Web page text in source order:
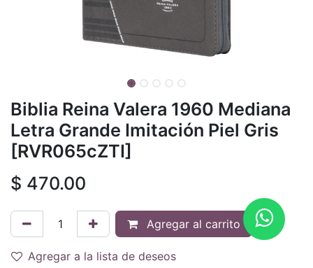
Biblia Reina Valera 1960 Mediana
Letra Grande Imitación Piel Gris
[RVR065cZTI]
$ 470.00
Agregar al carrito
Agregar a la lista de deseos